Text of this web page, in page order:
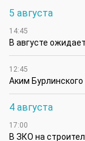
5 августа
14:45
В августе
12:45
Аким
4 августа
17:00
В ЗКО на